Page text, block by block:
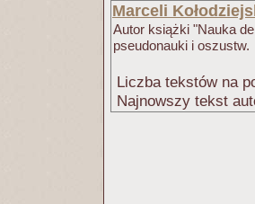
Marceli
Autor książki "Nauka
pseudonauki i oszustw.
Liczba tekstów na
Najnowszy tekst